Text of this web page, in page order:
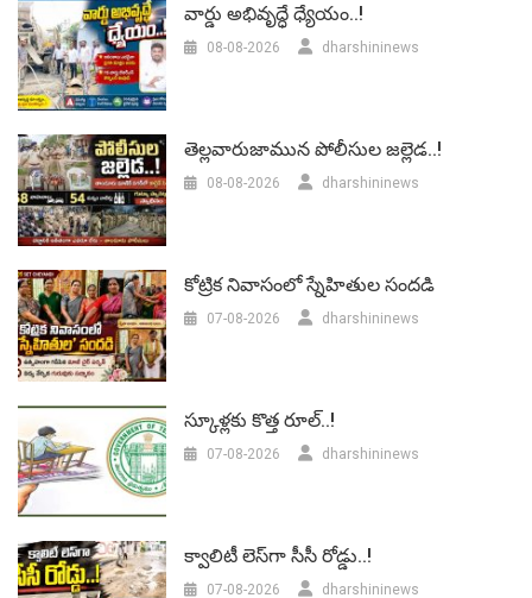
వార్డు అభివృద్ధే ధ్యేయం..!
08-08-2026 dharshininews
తెల్లవారుజామున పోలీసుల జల్లెడ..!
08-08-2026 dharshininews
కోట్రిక నివాసంలో స్నేహితుల సందడి
07-08-2026 dharshininews
స్కూళ్లకు కొత్త రూల్..!
07-08-2026 dharshininews
క్వాలిటీ లెస్‌గా సీసీ రోడ్డు..!
07-08-2026 dharshininews